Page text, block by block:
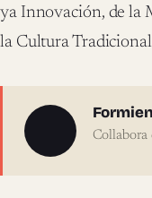
ya Innovación, de la
la Cultura
Sobre
Collabora